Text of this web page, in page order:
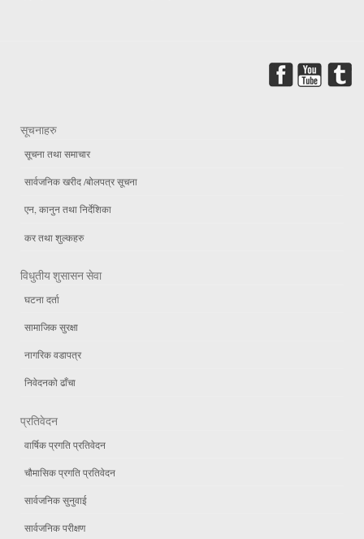
सूचनाहरु
सूचना तथा समाचार
सार्वजनिक खरीद /बोलपत्र सूचना
एन, कानुन तथा निर्देशिका
कर तथा शुल्कहरु
विधुतीय शुसासन सेवा
घटना दर्ता
सामाजिक सुरक्षा
नागरिक वडापत्र
निवेदनको ढाँचा
प्रतिवेदन
वार्षिक प्रगति प्रतिवेदन
चौमासिक प्रगति प्रतिवेदन
सार्वजनिक सुनुवाई
सार्वजनिक परीक्षण